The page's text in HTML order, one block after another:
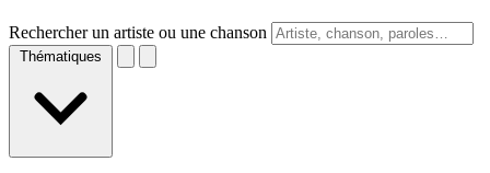
Rechercher un artiste ou une chanson
Thématiques